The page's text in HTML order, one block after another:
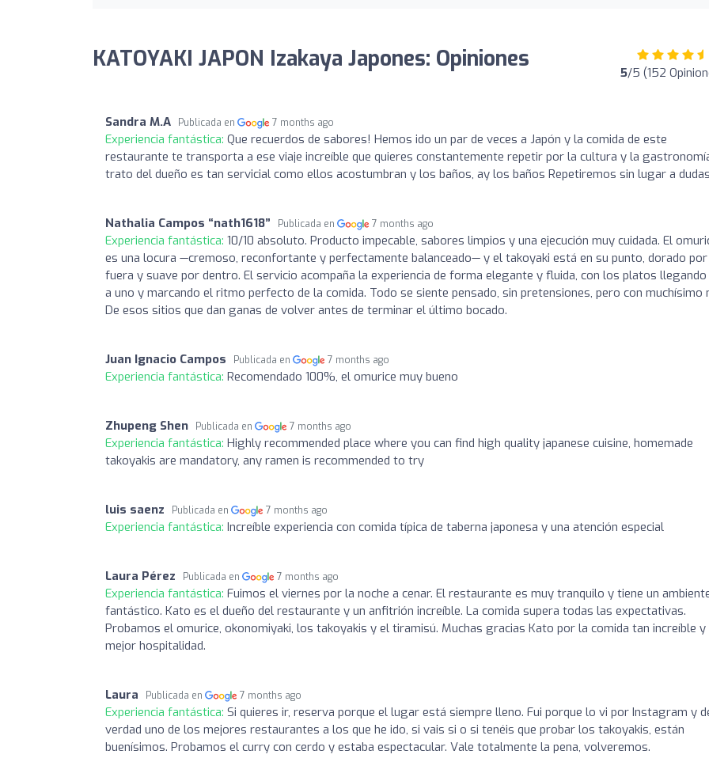
KATOYAKI JAPON Izakaya Japones: Opiniones 5/5 (152
Sandra M.A Publicada en 7 months ago
Experiencia fantástica: Que recuerdos de sabores! Hemos ido un par de veces a Japón y la comida de este
restaurante te transporta a ese viaje increíble que quieres constantemente repetir por la cultura y la
trato del dueño es tan servicial como ellos acostumbran y los baños, ay los baños Repetiremos sin lugar a
Nathalia Campos “nath1618” Publicada en 7 months ago
Experiencia fantástica: 10/10 absoluto. Producto impecable, sabores limpios y una ejecución muy cuidada. El
es una locura —cremoso, reconfortante y perfectamente balanceado— y el takoyaki está en su punto, dorado por
fuera y suave por dentro. El servicio acompaña la experiencia de forma elegante y fluida, con los platos
a uno y marcando el ritmo perfecto de la comida. Todo se siente pensado, sin pretensiones, pero con muchísimo
De esos sitios que dan ganas de volver antes de terminar el último bocado.
Juan Ignacio Campos Publicada en 7 months ago
Experiencia fantástica: Recomendado 100%, el omurice muy bueno
Zhupeng Shen Publicada en 7 months ago
Experiencia fantástica: Highly recommended place where you can find high quality japanese cuisine, homemade
takoyakis are mandatory, any ramen is recommended to try
luis saenz Publicada en 7 months ago
Experiencia fantástica: Increíble experiencia con comida típica de taberna japonesa y una atención especial
Laura Pérez Publicada en 7 months ago
Experiencia fantástica: Fuimos el viernes por la noche a cenar. El restaurante es muy tranquilo y tiene un
fantástico. Kato es el dueño del restaurante y un anfitrión increíble. La comida supera todas las expectativas.
Probamos el omurice, okonomiyaki, los takoyakis y el tiramisú. Muchas gracias Kato por la comida tan increíble y
mejor hospitalidad.
Laura Publicada en 7 months ago
Experiencia fantástica: Si quieres ir, reserva porque el lugar está siempre lleno. Fui porque lo vi por Instagram y
verdad uno de los mejores restaurantes a los que he ido, si vais si o si tenéis que probar los takoyakis, están
buenísimos. Probamos el curry con cerdo y estaba espectacular. Vale totalmente la pena, volveremos.